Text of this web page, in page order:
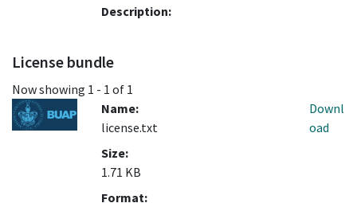
Description:
License bundle
Now showing 1 - 1 of 1
Name:
license.txt
Size:
1.71 KB
Format:
Downl
oad